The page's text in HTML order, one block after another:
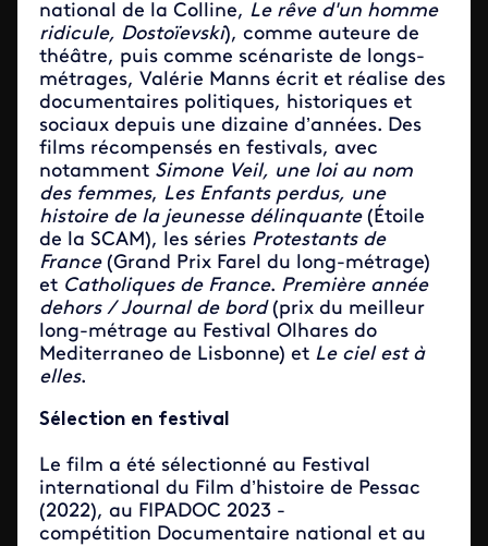
national de la Colline, Le rêve d'un homme
ridicule, Dostoïevski), comme auteure de
théâtre, puis comme scénariste de longs-
métrages, Valérie Manns écrit et réalise des
documentaires politiques, historiques et
sociaux depuis une dizaine d’années. Des
films récompensés en festivals, avec
notamment Simone Veil, une loi au nom
des femmes, Les Enfants perdus, une
histoire de la jeunesse délinquante(Étoile
de la SCAM), les séries Protestants de
France(Grand Prix Farel du long-métrage)
et Catholiques de France. Première année
dehors / Journal de bord(prix du meilleur
long-métrage au Festival Olhares do
Mediterraneo de Lisbonne) et Le ciel est à
elles.
Sélection en festival
Le film a été sélectionné au Festival
international du Film d’histoire de Pessac
(2022), au FIPADOC 2023 -
compétition Documentaire national et au